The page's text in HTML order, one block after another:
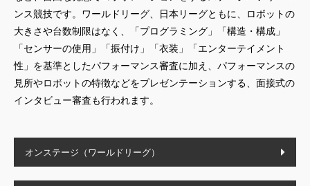
ンス競技です。ワールドリーグ、日本リーグともに、ロボットの
大きさや台数制限はなく、「プログラミング」「構造・構成」
「センサーの使用」「振付け」「衣装」「エンターテイメント
性」を基準としたパフォーマンス審査に加え、パフォーマンスの
見所やロボットの特徴などをプレゼンテーションする、面接式の
インタビュー審査も行われます。
オンステージ（ワールドリーグ）